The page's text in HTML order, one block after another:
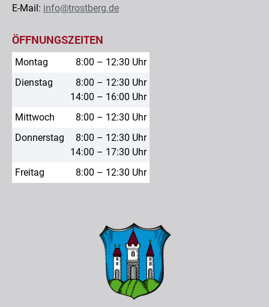
E-Mail: info@trostberg.de
ÖFFNUNGSZEITEN
Montag
8:00 – 12:30 Uhr
Dienstag
8:00 – 12:30 Uhr
14:00 – 16:00 Uhr
Mittwoch
8:00 – 12:30 Uhr
Donnerstag
8:00 – 12:30 Uhr
14:00 – 17:30 Uhr
Freitag
8:00 – 12:30 Uhr